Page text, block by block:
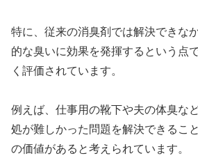
特に、従来の消臭剤では解決できな
的な臭いに効果を発揮するという点
く評価されています。
例えば、仕事用の靴下や夫の体臭な
処が難しかった問題を解決できるこ
の価値があると考えられています。